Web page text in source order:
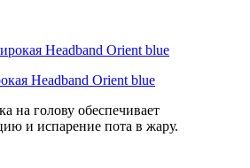
Headband Orient blue
на голову обеспечивает
и испарение пота в жару.